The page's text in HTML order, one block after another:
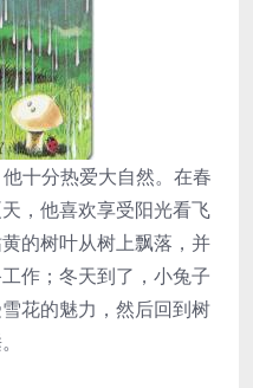
十分热爱大自然。在春
，他喜欢享受阳光看飞
的树叶从树上飘落，并
作；冬天到了，小兔子
花的魅力，然后回到树